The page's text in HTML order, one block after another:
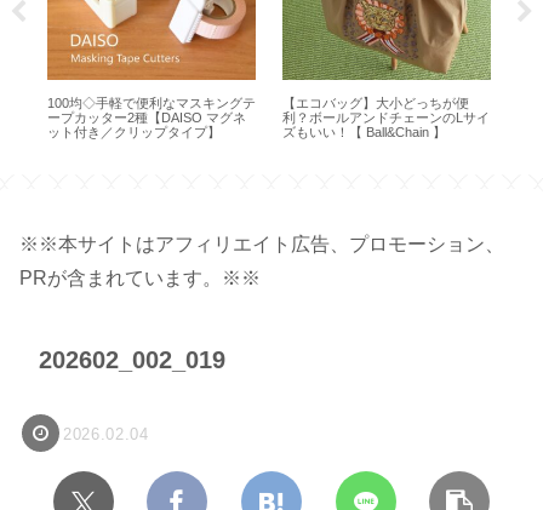
利なマスキングテ
【DAISO マグネ
プタイプ】
【エコバッグ】大小どっちが便
利？ボールアンドチェーンのLサイ
ズもいい！【 Ball&Chain 】
【 VAKUEN 】使いやすい
どれ？真空ポンプで簡単♪
空保存容器【7点セット】
※※本サイトはアフィリエイト広告、プロモーション、
PRが含まれています。※※
202602_002_019
2026.02.04